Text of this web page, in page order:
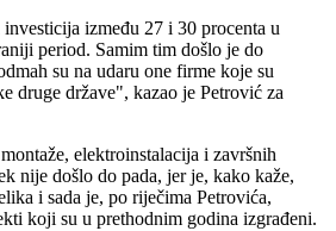
između 27 i 30 procenta u
period. Samim tim došlo je do
su na udaru one firme koje su
druge države", kazao je Petrović za
elektroinstalacija i završnih
nije došlo do pada, jer je, kako kaže,
i sada je, po riječima Petrovića,
koji su u prethodnim godina izgrađeni.